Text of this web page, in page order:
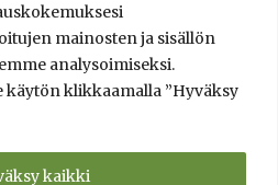
mainosten ja sisällön
analysoimiseksi.
käytön klikkaamalla ”Hyväksy
kaikki